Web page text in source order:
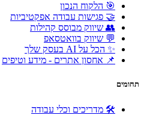
🎯 הלקוח הנכון
🤝 פגישות עבודה אפקטיביות
👥 שיווק מבוסס קהילות
💬 שיווק בוואטסאפ
✨ הכל על AI בעסק שלך
📌 אחסון אתרים - מידע וטיפים
תחומים
🛠 מדריכים וכלי עבודה